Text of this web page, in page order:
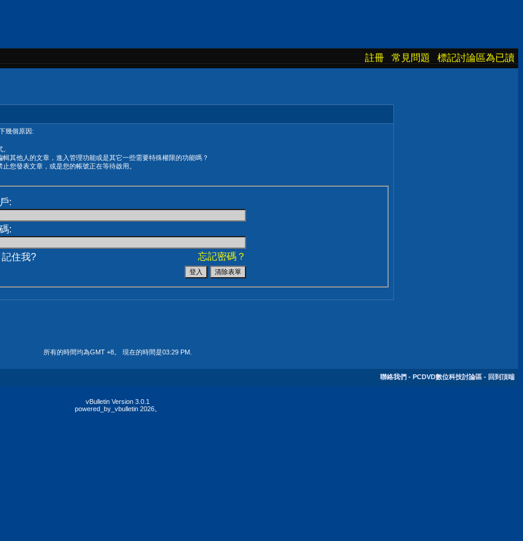
註冊 常見問題 標記討論區為已讀
幾個原因:
其他人的文章，進入管理功能或是其它一些需要特殊權限的功能嗎？
您發表文章，或是您的帳號正在等待啟用。
:
:
忘記密碼？
記住我?
所有的時間均為GMT +8。 現在的時間是03:29 PM
聯絡我們 - PCDVD數位科技討論區 - 回到頂端
vBulletin Version 3.0.1
powered_by_vbulletin 2026。